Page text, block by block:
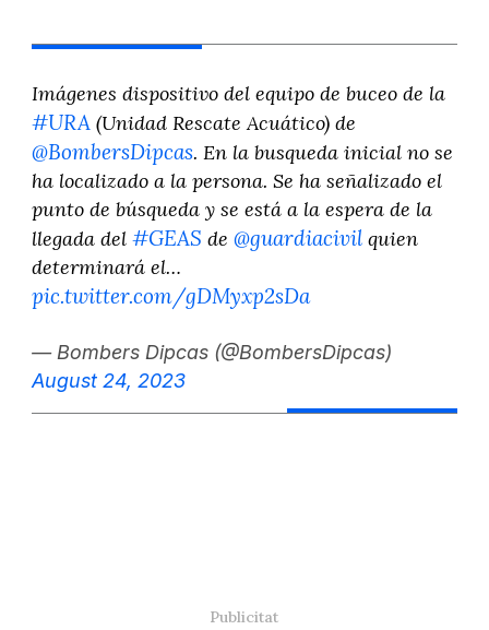
Imágenes dispositivo del equipo de buceo de la
#URA(Unidad Rescate Acuático) de
@BombersDipcas. En la busqueda inicial no se
ha localizado a la persona. Se ha señalizado el
punto de búsqueda y se está a la espera de la
llegada del #GEAS de @guardiacivilquien
determinará el…
pic.twitter.com/gDMyxp2sDa
— Bombers Dipcas (@BombersDipcas)
August 24, 2023